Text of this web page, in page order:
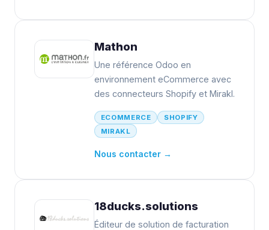
Mathon
Une référence Odoo en
environnement eCommerce avec
des connecteurs Shopify et Mirakl.
ECOMMERCE
SHOPIFY
MIRAKL
Nous contacter →
18ducks.solutions
Éditeur de solution de facturation